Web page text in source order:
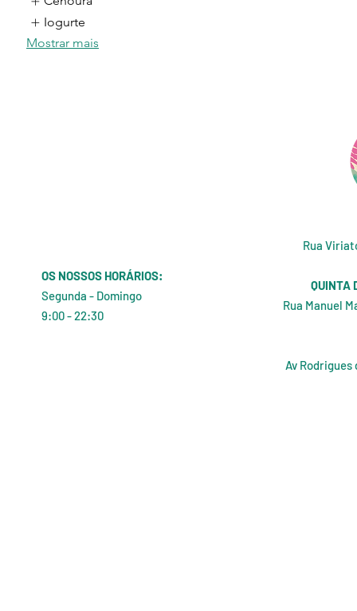
Iogurte
Mostrar mais
OS NOSSOS HORÁRIOS:
Segunda - Domingo
9:00 - 22:30
Rua
QUINTA
Rua Manuel
Av